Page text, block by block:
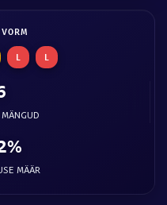
L L
MÄÄR